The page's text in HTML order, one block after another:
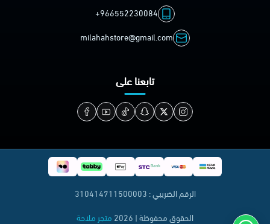
+966552230084
milahahstore@gmail.com
تابعنا على
الحقوق محفوظة | 2026 متجر ملاحة
الرقم الضريبي : 310414711500003